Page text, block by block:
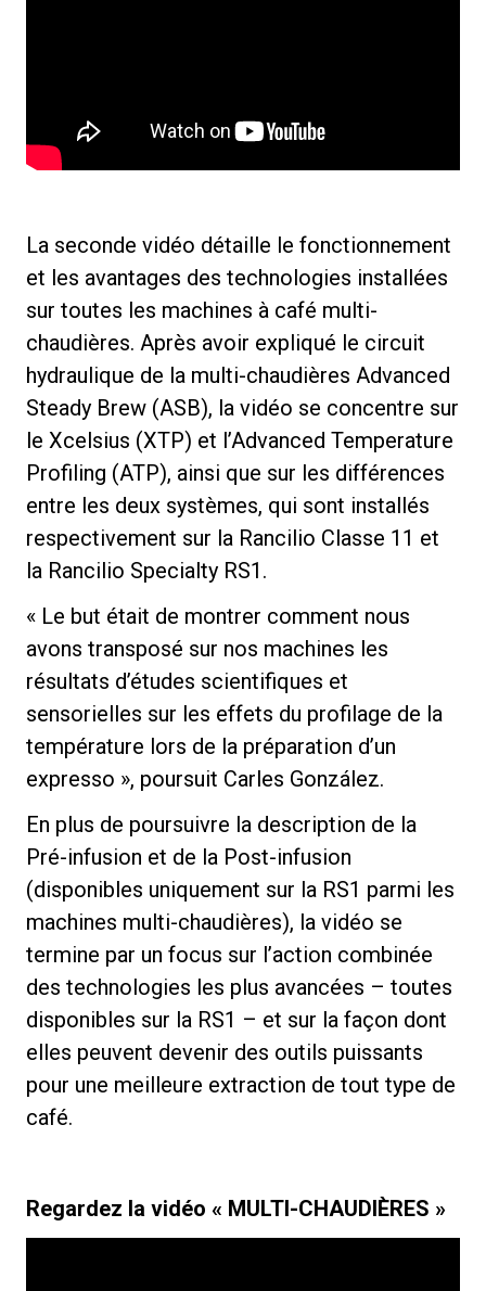
La seconde vidéo détaille le fonctionnement
et les avantages des technologies installées
sur toutes les machines à café multi-
chaudières. Après avoir expliqué le circuit
hydraulique de la multi-chaudières Advanced
Steady Brew (ASB), la vidéo se concentre sur
le Xcelsius (XTP) et l’Advanced Temperature
Profiling (ATP), ainsi que sur les différences
entre les deux systèmes, qui sont installés
respectivement sur la Rancilio Classe 11 et
la Rancilio Specialty RS1.
« Le but était de montrer comment nous
avons transposé sur nos machines les
résultats d’études scientifiques et
sensorielles sur les effets du profilage de la
température lors de la préparation d’un
expresso », poursuit Carles González.
En plus de poursuivre la description de la
Pré-infusion et de la Post-infusion
(disponibles uniquement sur la RS1 parmi les
machines multi-chaudières), la vidéo se
termine par un focus sur l’action combinée
des technologies les plus avancées – toutes
disponibles sur la RS1 – et sur la façon dont
elles peuvent devenir des outils puissants
pour une meilleure extraction de tout type de
café.
Regardez la vidéo « MULTI-CHAUDIÈRES »